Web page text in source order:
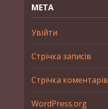
МЕТА
Увійти
Стрічка записів
Стрічка коментарів
WordPress.org